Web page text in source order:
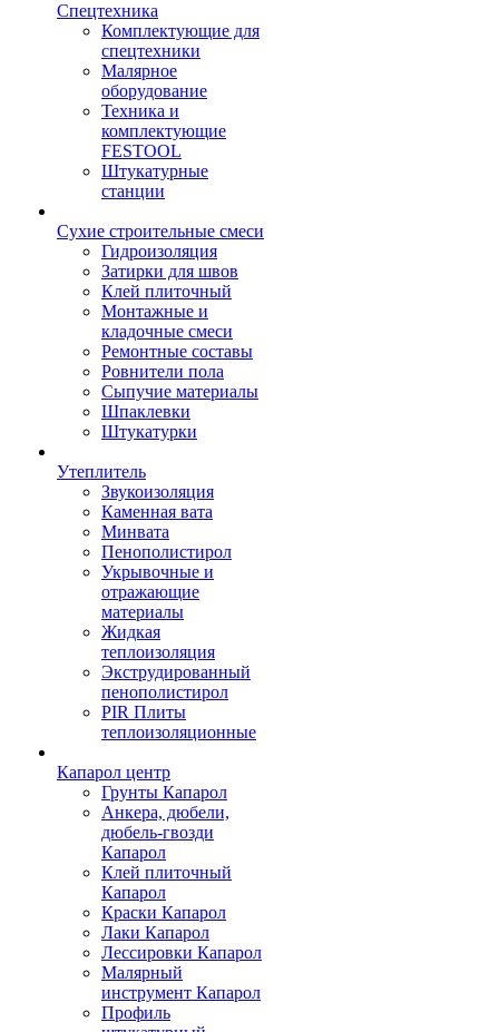
Спецтехника
Комплектующие для
спецтехники
Малярное
оборудование
Техника и
комплектующие
FESTOOL
Штукатурные
станции
Сухие строительные смеси
Гидроизоляция
Затирки для швов
Клей плиточный
Монтажные и
кладочные смеси
Ремонтные составы
Ровнители пола
Сыпучие материалы
Шпаклевки
Штукатурки
Утеплитель
Звукоизоляция
Каменная вата
Минвата
Пенополистирол
Укрывочные и
отражающие
материалы
Жидкая
теплоизоляция
Экструдированный
пенополистирол
PIR Плиты
теплоизоляционные
Капарол центр
Грунты Капарол
Анкера, дюбели,
дюбель-гвозди
Капарол
Клей плиточный
Капарол
Краски Капарол
Лаки Капарол
Лессировки Капарол
Малярный
инструмент Капарол
Профиль